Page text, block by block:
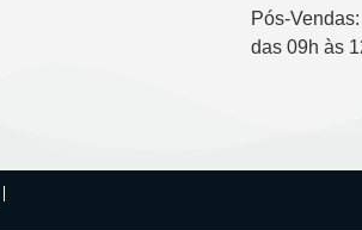
Pós-
das 09h às